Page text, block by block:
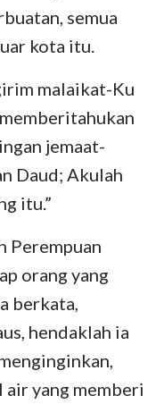
semua
kota itu.
malaikat-Ku
jemaat-
Daud; Akulah
itu.”
Perempuan
orang yang
berkata,
hendaklah ia
air yang memberi